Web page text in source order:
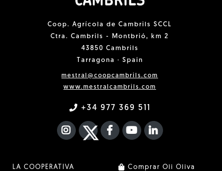
Coop. Agrícola de Cambrils SCCL
Ctra. Cambrils - Montbrió, km 2
43850 Cambrils
Tarragona · Spain
mestral@coopcambrils.com
www.mestralcambrils.com
+34 977 369 511
INSTAGRAM
TWITTER
FACEBOOK F
YOUTUBEFA LINKEDIN
LA COOPERATIVA
Comprar Oli Oliva